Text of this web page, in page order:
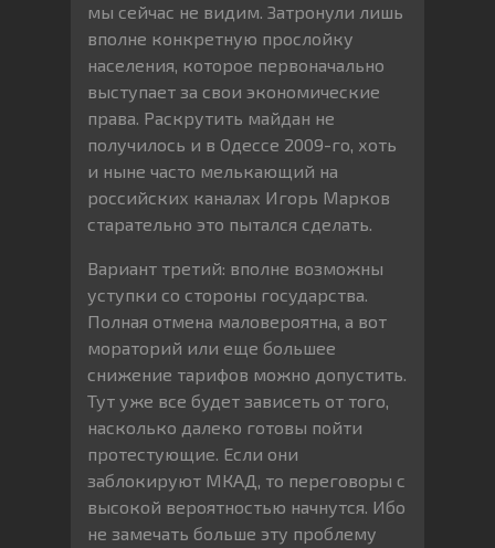
мы сейчас не видим. Затронули лишь
вполне конкретную прослойку
населения, которое первоначально
выступает за свои экономические
права. Раскрутить майдан не
получилось и в Одессе 2009-го, хоть
и ныне часто мелькающий на
российских каналах Игорь Марков
старательно это пытался сделать.
Вариант третий: вполне возможны
уступки со стороны государства.
Полная отмена маловероятна, а вот
мораторий или еще большее
снижение тарифов можно допустить.
Тут уже все будет зависеть от того,
насколько далеко готовы пойти
протестующие. Если они
заблокируют МКАД, то переговоры с
высокой вероятностью начнутся. Ибо
не замечать больше эту проблему